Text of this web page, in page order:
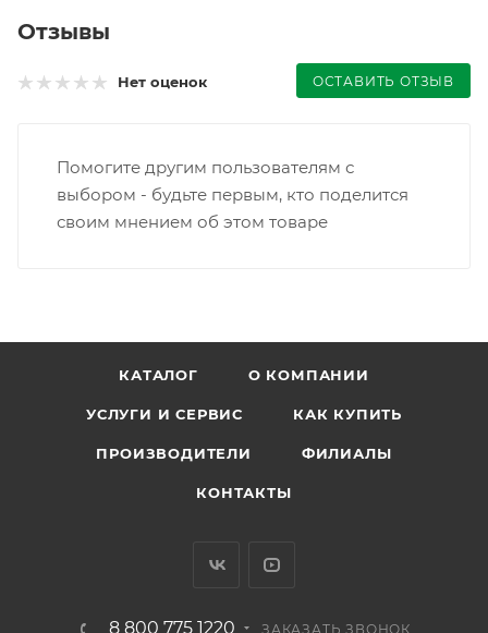
Отзывы
Нет оценок ОСТАВИТЬ ОТЗЫВ
Помогите другим пользователям с
выбором - будьте первым, кто поделится
своим мнением об этом товаре
КАТАЛОГ О КОМПАНИИ
УСЛУГИ И СЕРВИС КАК КУПИТЬ
ПРОИЗВОДИТЕЛИ ФИЛИАЛЫ
КОНТАКТЫ
8 800 775 1220 ЗАКАЗАТЬ ЗВОНОК